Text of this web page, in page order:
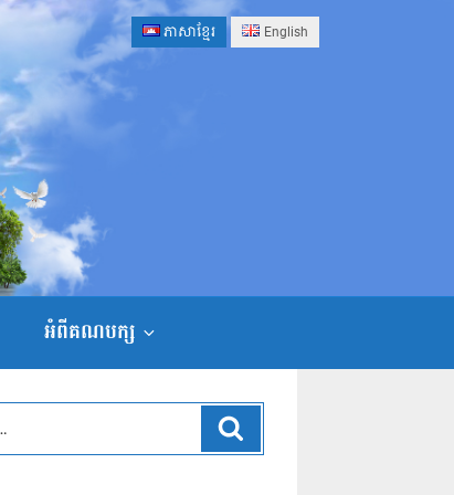
ភាសាខ្មែរ English
អំពីគណបក្ស